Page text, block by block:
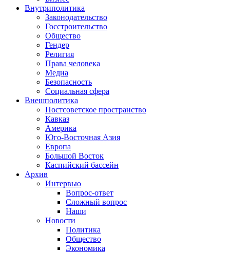
Внутриполитика
Законодательство
Госстроительство
Общество
Гендер
Религия
Права человека
Медиа
Безопасность
Социальная сфера
Внешполитика
Постсоветское пространство
Кавказ
Америка
Юго-Восточная Азия
Европа
Большой Восток
Каспийский бассейн
Архив
Интервью
Вопрос-ответ
Сложный вопрос
Наши
Новости
Политика
Общество
Экономика